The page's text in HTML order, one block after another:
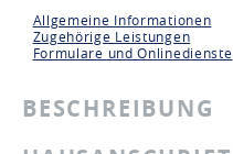
Allgemeine Informationen
Zugehörige Leistungen
Formulare und Onlinedienste
BESCHREIBUNG